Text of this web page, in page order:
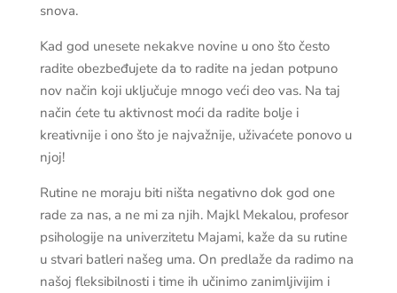
snova.
Kad god unesete nekakve novine u ono što često
radite obezbeđujete da to radite na jedan potpuno
nov način koji uključuje mnogo veći deo vas. Na taj
način ćete tu aktivnost moći da radite bolje i
kreativnije i ono što je najvažnije, uživaćete ponovo u
njoj!
Rutine ne moraju biti ništa negativno dok god one
rade za nas, a ne mi za njih. Majkl Mekalou, profesor
psihologije na univerzitetu Majami, kaže da su rutine
u stvari batleri našeg uma. On predlaže da radimo na
našoj fleksibilnosti i time ih učinimo zanimljivijim i